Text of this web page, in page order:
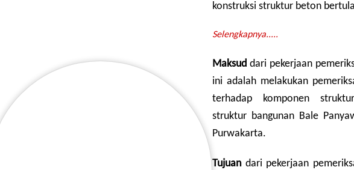
konstruksi struktur beton
Selengkapnya.....
Maksuddari pekerjaan
ini adalah melakukan
terhadap komponen
struktur bangunan Bale
Purwakarta.
Tujuandari pekerjaan